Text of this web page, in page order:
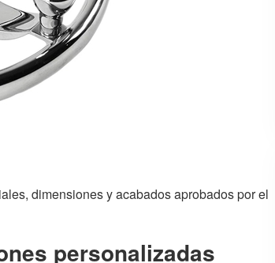
dimensiones y acabados aprobados por el
personalizadas